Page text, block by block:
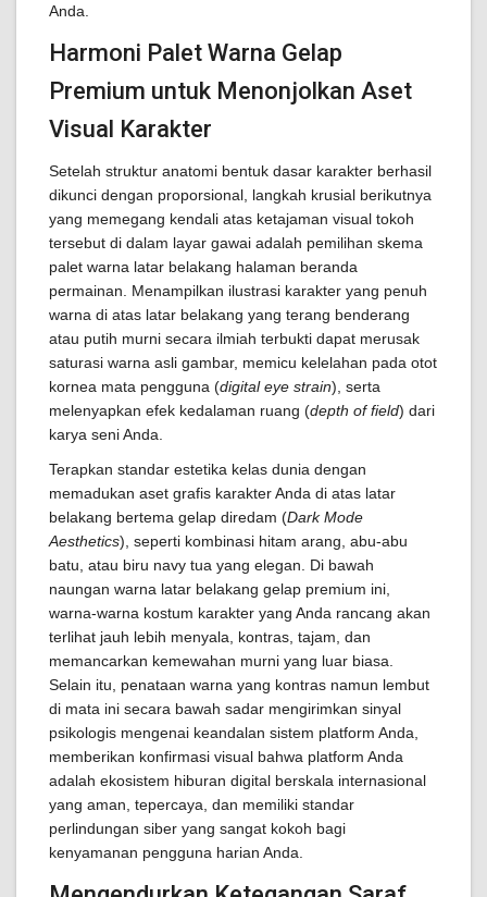
Anda.
Harmoni Palet Warna Gelap
Premium untuk Menonjolkan Aset
Visual Karakter
Setelah struktur anatomi bentuk dasar karakter berhasil
dikunci dengan proporsional, langkah krusial berikutnya
yang memegang kendali atas ketajaman visual tokoh
tersebut di dalam layar gawai adalah pemilihan skema
palet warna latar belakang halaman beranda
permainan. Menampilkan ilustrasi karakter yang penuh
warna di atas latar belakang yang terang benderang
atau putih murni secara ilmiah terbukti dapat merusak
saturasi warna asli gambar, memicu kelelahan pada otot
kornea mata pengguna (digital eye strain), serta
melenyapkan efek kedalaman ruang (depth of field) dari
karya seni Anda.
Terapkan standar estetika kelas dunia dengan
memadukan aset grafis karakter Anda di atas latar
belakang bertema gelap diredam (Dark Mode
Aesthetics), seperti kombinasi hitam arang, abu-abu
batu, atau biru navy tua yang elegan. Di bawah
naungan warna latar belakang gelap premium ini,
warna-warna kostum karakter yang Anda rancang akan
terlihat jauh lebih menyala, kontras, tajam, dan
memancarkan kemewahan murni yang luar biasa.
Selain itu, penataan warna yang kontras namun lembut
di mata ini secara bawah sadar mengirimkan sinyal
psikologis mengenai keandalan sistem platform Anda,
memberikan konfirmasi visual bahwa platform Anda
adalah ekosistem hiburan digital berskala internasional
yang aman, tepercaya, dan memiliki standar
perlindungan siber yang sangat kokoh bagi
kenyamanan pengguna harian Anda.